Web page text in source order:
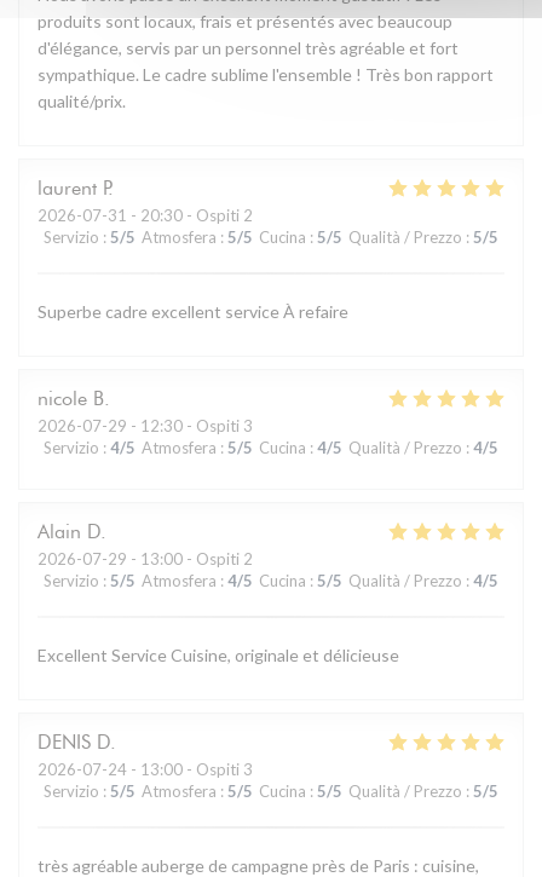
produits sont locaux, frais et présentés avec beaucoup
d'élégance, servis par un personnel très agréable et fort
sympathique. Le cadre sublime l'ensemble ! Très bon rapport
qualité/prix.
laurent P
2026-07-31 - 20:30 - Ospiti 2
Servizio : 5/5 Atmosfera : 5/5 Cucina : 5/5 Qualità / Prezzo : 5/5
Superbe cadre excellent service À refaire
nicole B
2026-07-29 - 12:30 - Ospiti 3
Servizio : 4/5 Atmosfera : 5/5 Cucina : 4/5 Qualità / Prezzo : 4/5
Alain D
2026-07-29 - 13:00 - Ospiti 2
Servizio : 5/5 Atmosfera : 4/5 Cucina : 5/5 Qualità / Prezzo : 4/5
Excellent Service Cuisine, originale et délicieuse
DENIS D
2026-07-24 - 13:00 - Ospiti 3
Servizio : 5/5 Atmosfera : 5/5 Cucina : 5/5 Qualità / Prezzo : 5/5
très agréable auberge de campagne près de Paris : cuisine,